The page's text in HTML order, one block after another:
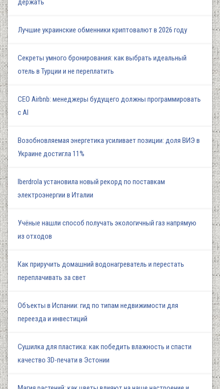
держать
Лучшие украинские обменники криптовалют в 2026 году
Секреты умного бронирования: как выбрать идеальный
отель в Турции и не переплатить
СЕО Airbnb: менеджеры будущего должны программировать
с AI
Возобновляемая энергетика усиливает позиции: доля ВИЭ в
Украине достигла 11%
Iberdrola установила новый рекорд по поставкам
электроэнергии в Италии
Учёные нашли способ получать экологичный газ напрямую
из отходов
Как приручить домашний водонагреватель и перестать
переплачивать за свет
Объекты в Испании: гид по типам недвижимости для
переезда и инвестиций
Сушилка для пластика: как победить влажность и спасти
качество 3D-печати в Эстонии